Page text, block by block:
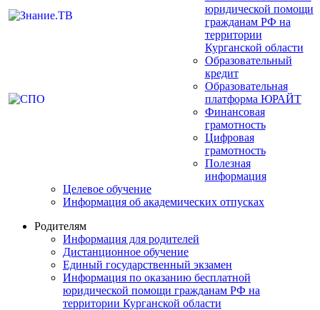
юридической помощи
гражданам РФ на
территории
Курганской области
Образовательный
кредит
Образовательная
платформа ЮРАЙТ
Финансовая
грамотность
Цифровая
грамотность
Полезная
информация
Целевое обучение
Информация об академических отпусках
Родителям
Информация для родителей
Дистанционное обучение
Единый государственный экзамен
Информация по оказанию бесплатной
юридической помощи гражданам РФ на
территории Курганской области